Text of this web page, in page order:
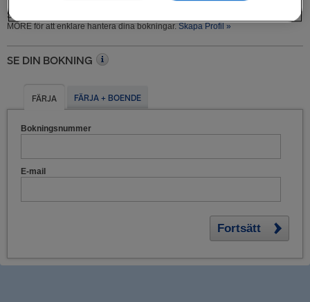
Skapa en Stena MORE-profil med medlemskap i vårt lojalitetsprogram Stena
MORE för att enklare hantera dina bokningar. Skapa Profil »
SE DIN BOKNING
FÄRJA FÄRJA + BOENDE
Bokningsnummer
E-mail
Fortsätt